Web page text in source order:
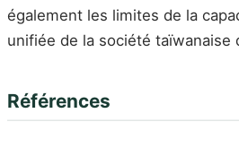
également les limites de la
unifiée de la société taïwanaise
Références